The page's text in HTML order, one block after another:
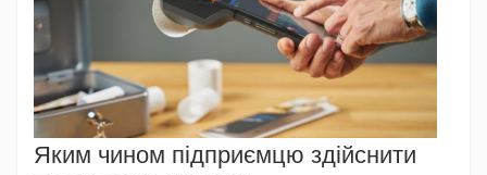
Яким чином підприємцю здійснити